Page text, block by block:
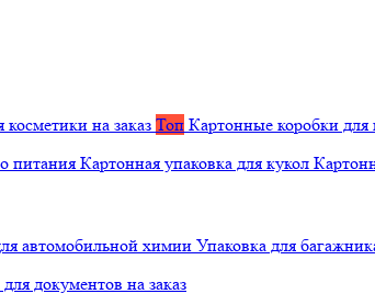
на заказ Топ Картонные коробки
питания Картонная упаковка для кукол
автомобильной химии Упаковка для
документов на заказ